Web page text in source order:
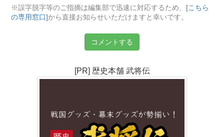
※誤字脱字等のご指摘は編集部で迅速に対応するため、
[こちら
の専用窓口]から直接お知らせいただけますと幸いです。
コメントする
[PR] 歴史本舗 武将伝